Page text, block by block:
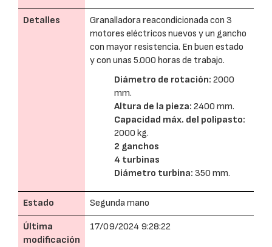
Detalles
Granalladora reacondicionada con 3
motores eléctricos nuevos y un gancho
con mayor resistencia. En buen estado
y con unas 5.000 horas de trabajo.
Diámetro de rotación: 2000
mm.
Altura de la pieza: 2400 mm.
Capacidad máx. del polipasto:
2000 kg.
2 ganchos
4 turbinas
Diámetro turbina: 350 mm.
Estado Segunda mano
Última
modificación
17/09/2024 9:28:22